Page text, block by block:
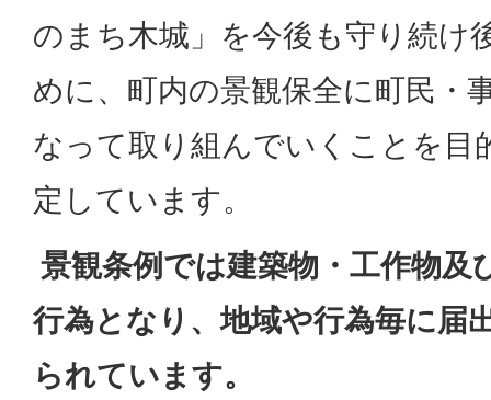
のまち木城」を今後も守り続け
めに、町内の景観保全に町民・
なって取り組んでいくことを目
定しています。
景観条例では建築物・工作物及
行為となり、地域や行為毎に届
られています。